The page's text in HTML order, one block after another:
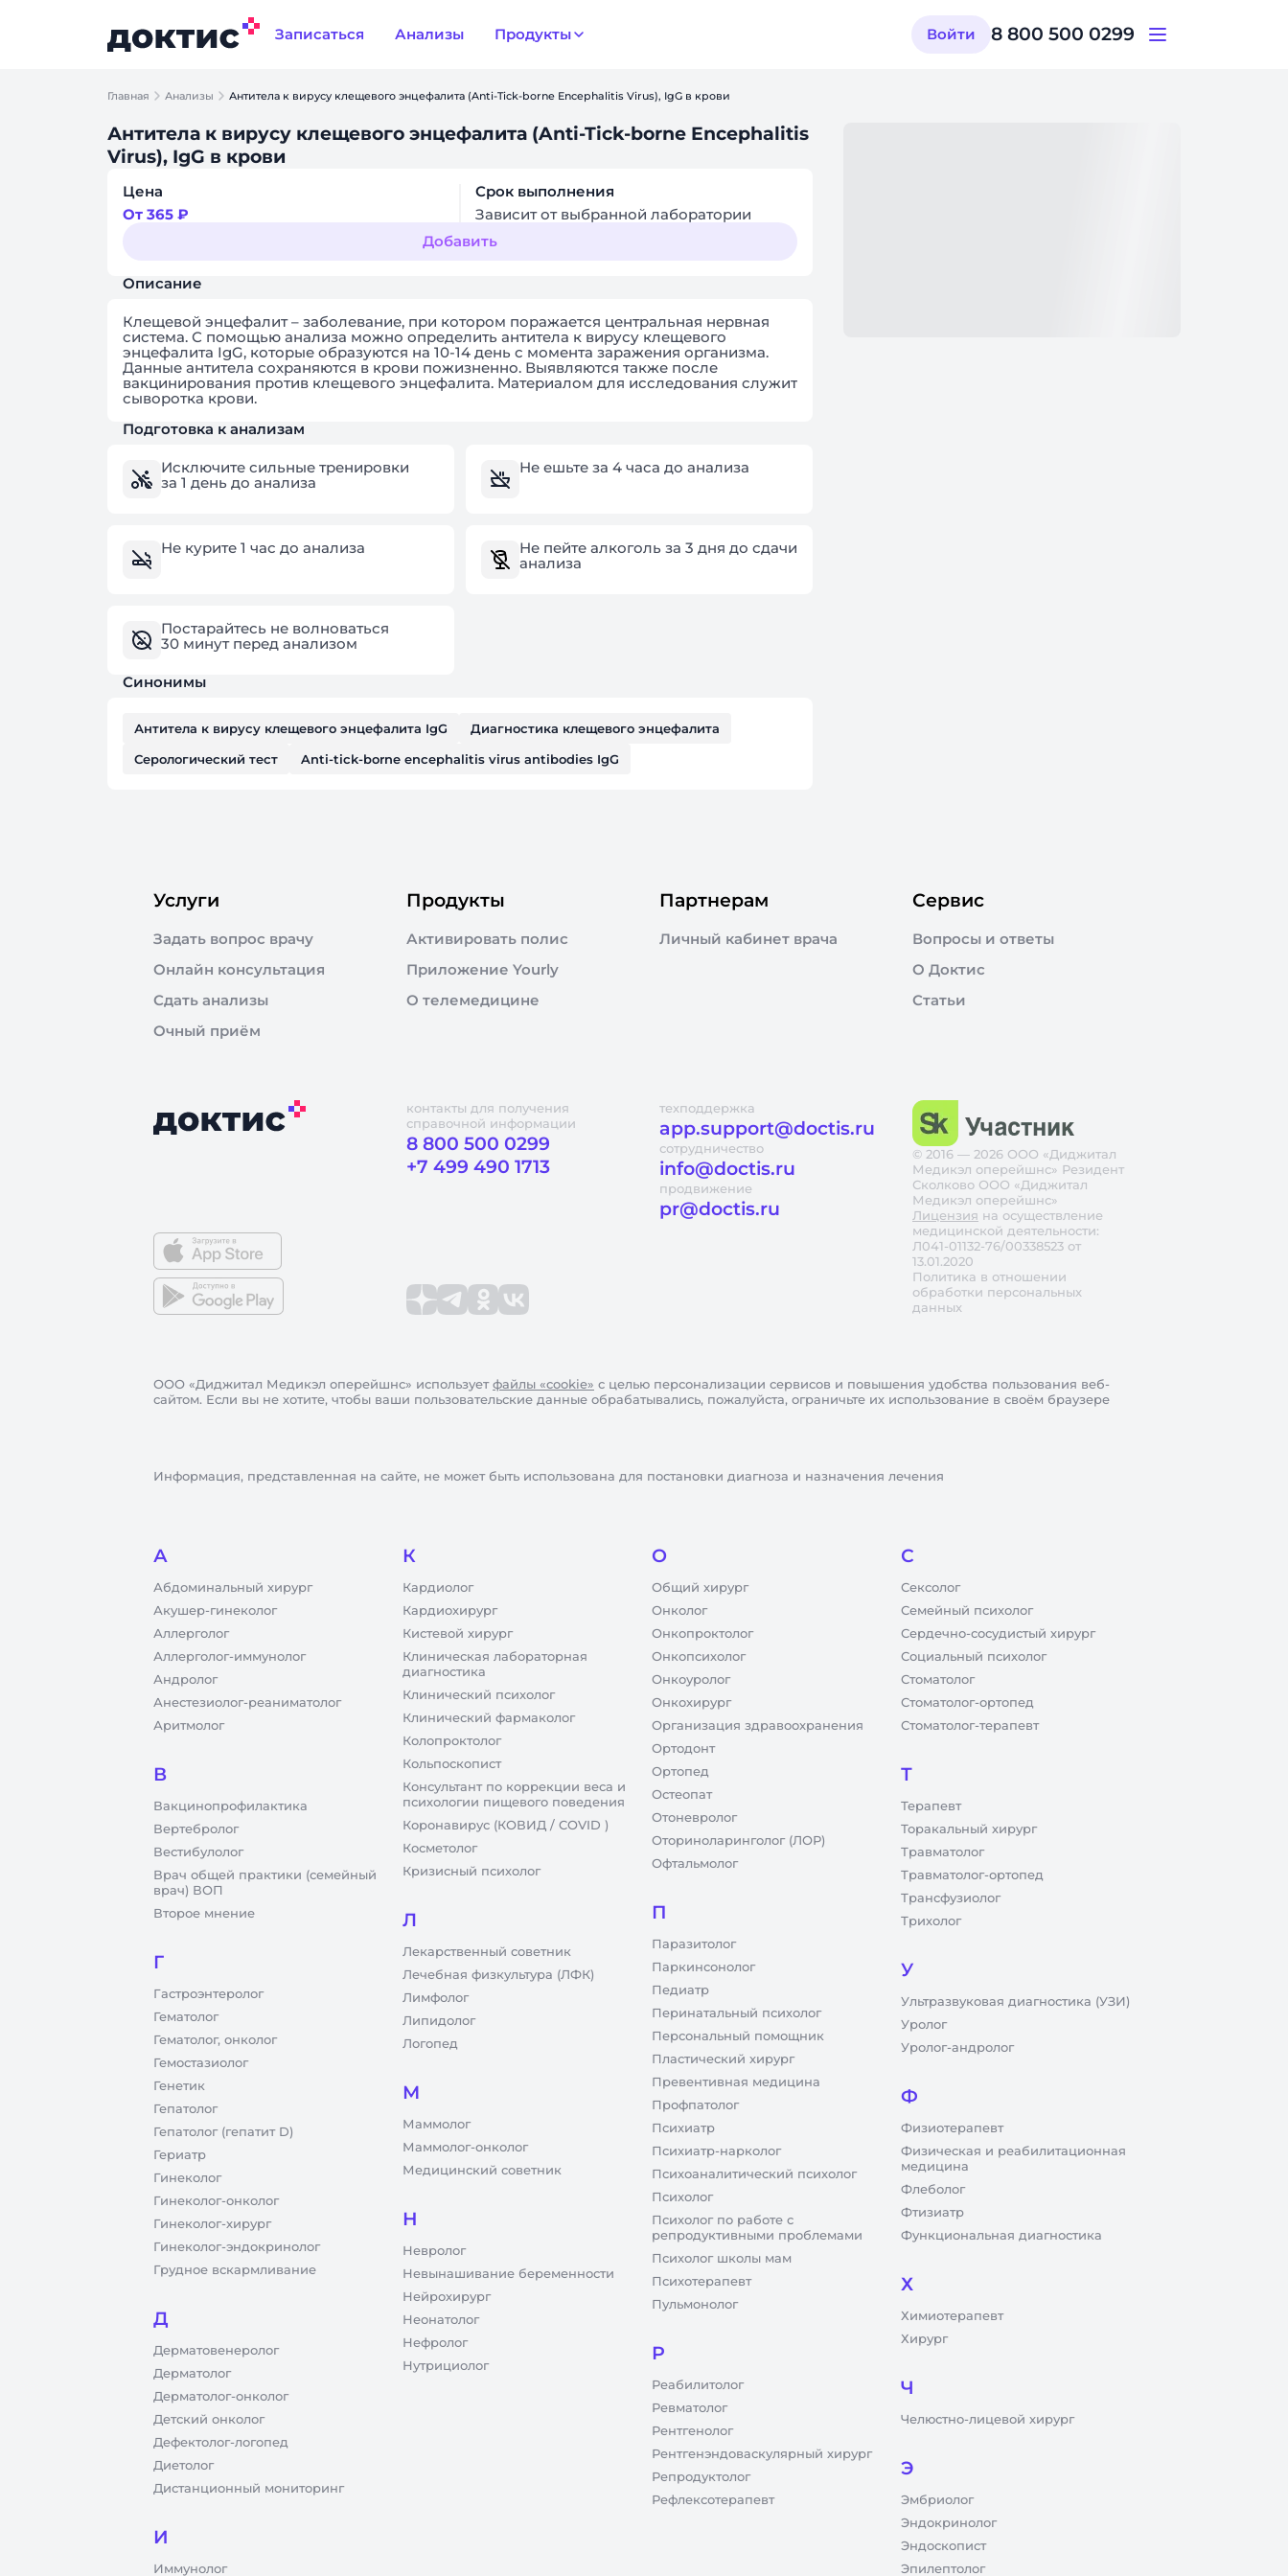
Записаться Анализы Продукты Войти 8 800 500 0299
Главная Анализы Антитела к вирусу клещевого энцефалита (Anti-Tick-borne Encephalitis Virus), IgG в крови
Антитела к вирусу клещевого энцефалита (Anti-Tick-borne Encephalitis
Virus), IgG в крови
Цена
От 365 ₽
Срок выполнения
Зависит от выбранной лаборатории
Добавить
Описание
Клещевой энцефалит – заболевание, при котором поражается центральная нервная
система. С помощью анализа можно определить антитела к вирусу клещевого
энцефалита IgG, которые образуются на 10-14 день с момента заражения организма.
Данные антитела сохраняются в крови пожизненно. Выявляются также после
вакцинирования против клещевого энцефалита. Материалом для исследования служит
сыворотка крови.
Подготовка к анализам
Исключите сильные тренировки
за 1 день до анализа
Не ешьте за 4 часа до анализа
Не курите 1 час до анализа
Не пейте алкоголь за 3 дня до сдачи
анализа
Постарайтесь не волноваться
30 минут перед анализом
Синонимы
Антитела к вирусу клещевого энцефалита IgG
Диагностика клещевого энцефалита
Серологический тест
Anti-tick-borne encephalitis virus antibodies IgG
Услуги
Задать вопрос врачу
Онлайн консультация
Сдать анализы
Очный приём
Продукты
Активировать полис
Приложение Yourly
О телемедицине
Партнерам
Личный кабинет врача
Сервис
Вопросы и ответы
О Доктис
Статьи
контакты для получения
справочной информации
8 800 500 0299
+7 499 490 1713
техподдержка
app.support@doctis.ru
сотрудничество
info@doctis.ru
продвижение
pr@doctis.ru
© 2016 — 2026 ООО «Диджитал
Медикэл оперейшнс» Резидент
Сколково ООО «Диджитал
Медикэл оперейшнс»
Лицензия на осуществление
медицинской деятельности:
Л041-01132-76/00338523 от
13.01.2020
Политика в отношении
обработки персональных
данных
ООО «Диджитал Медикэл оперейшнс» используетфайлы «cookie» с целью персонализации сервисов и повышения удобства пользования веб-
сайтом. Если вы не хотите, чтобы ваши пользовательские данные обрабатывались, пожалуйста, ограничьте их использование в своём браузере
Информация, представленная на сайте, не может быть использована для постановки диагноза и назначения лечения
А
Абдоминальный хирург
Акушер-гинеколог
Аллерголог
Аллерголог-иммунолог
Андролог
Анестезиолог-реаниматолог
Аритмолог
В
Вакцинопрофилактика
Вертебролог
Вестибулолог
Врач общей практики (семейный
врач) ВОП
Второе мнение
Г
Гастроэнтеролог
Гематолог
Гематолог, онколог
Гемостазиолог
Генетик
Гепатолог
Гепатолог (гепатит D)
Гериатр
Гинеколог
Гинеколог-онколог
Гинеколог-хирург
Гинеколог-эндокринолог
Грудное вскармливание
Д
Дерматовенеролог
Дерматолог
Дерматолог-онколог
Детский онколог
Дефектолог-логопед
Диетолог
Дистанционный мониторинг
И
Иммунолог
К
Кардиолог
Кардиохирург
Кистевой хирург
Клиническая лабораторная
диагностика
Клинический психолог
Клинический фармаколог
Колопроктолог
Кольпоскопист
Консультант по коррекции веса и
психологии пищевого поведения
Коронавирус (КОВИД / COVID )
Косметолог
Кризисный психолог
Л
Лекарственный советник
Лечебная физкультура (ЛФК)
Лимфолог
Липидолог
Логопед
М
Маммолог
Маммолог-онколог
Медицинский советник
Н
Невролог
Невынашивание беременности
Нейрохирург
Неонатолог
Нефролог
Нутрициолог
О
Общий хирург
Онколог
Онкопроктолог
Онкопсихолог
Онкоуролог
Онкохирург
Организация здравоохранения
Ортодонт
Ортопед
Остеопат
Отоневролог
Оториноларинголог (ЛОР)
Офтальмолог
П
Паразитолог
Паркинсонолог
Педиатр
Перинатальный психолог
Персональный помощник
Пластический хирург
Превентивная медицина
Профпатолог
Психиатр
Психиатр-нарколог
Психоаналитический психолог
Психолог
Психолог по работе с
репродуктивными проблемами
Психолог школы мам
Психотерапевт
Пульмонолог
Р
Реабилитолог
Ревматолог
Рентгенолог
Рентгенэндоваскулярный хирург
Репродуктолог
Рефлексотерапевт
С
Сексолог
Семейный психолог
Сердечно-сосудистый хирург
Социальный психолог
Стоматолог
Стоматолог-ортопед
Стоматолог-терапевт
Т
Терапевт
Торакальный хирург
Травматолог
Травматолог-ортопед
Трансфузиолог
Трихолог
У
Ультразвуковая диагностика (УЗИ)
Уролог
Уролог-андролог
Ф
Физиотерапевт
Физическая и реабилитационная
медицина
Флеболог
Фтизиатр
Функциональная диагностика
Х
Химиотерапевт
Хирург
Ч
Челюстно-лицевой хирург
Э
Эмбриолог
Эндокринолог
Эндоскопист
Эпилептолог